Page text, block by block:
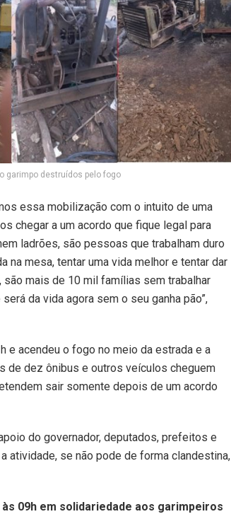
garimpo destruídos pelo fogo
essa mobilização com o intuito de uma
chegar a um acordo que fique legal para
ladrões, são pessoas que trabalham duro
mesa, tentar uma vida melhor e tentar dar
mais de 10 mil famílias sem trabalhar
da vida agora sem o seu ganha pão”,
e acendeu o fogo no meio da estrada e a
de dez ônibus e outros veículos cheguem
sair somente depois de um acordo
do governador, deputados, prefeitos e
atividade, se não pode de forma clandestina,
09h em solidariedade aos garimpeiros